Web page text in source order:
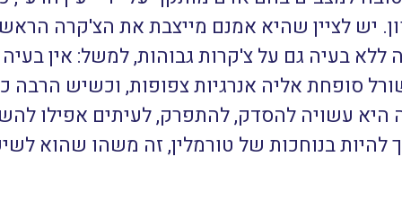
יש לציין שהיא אמנם מייצבת את הצ'קרה
ללא בעיה גם על צ'קרות גבוהות, למשל: אין
סופחת אליה אנרגיות צפופות, וכשיש הרבה
עשויה להסדק, להתפרק, לעיתים אפילו
בנוחכות של טורמלין, זה משהו שהוא